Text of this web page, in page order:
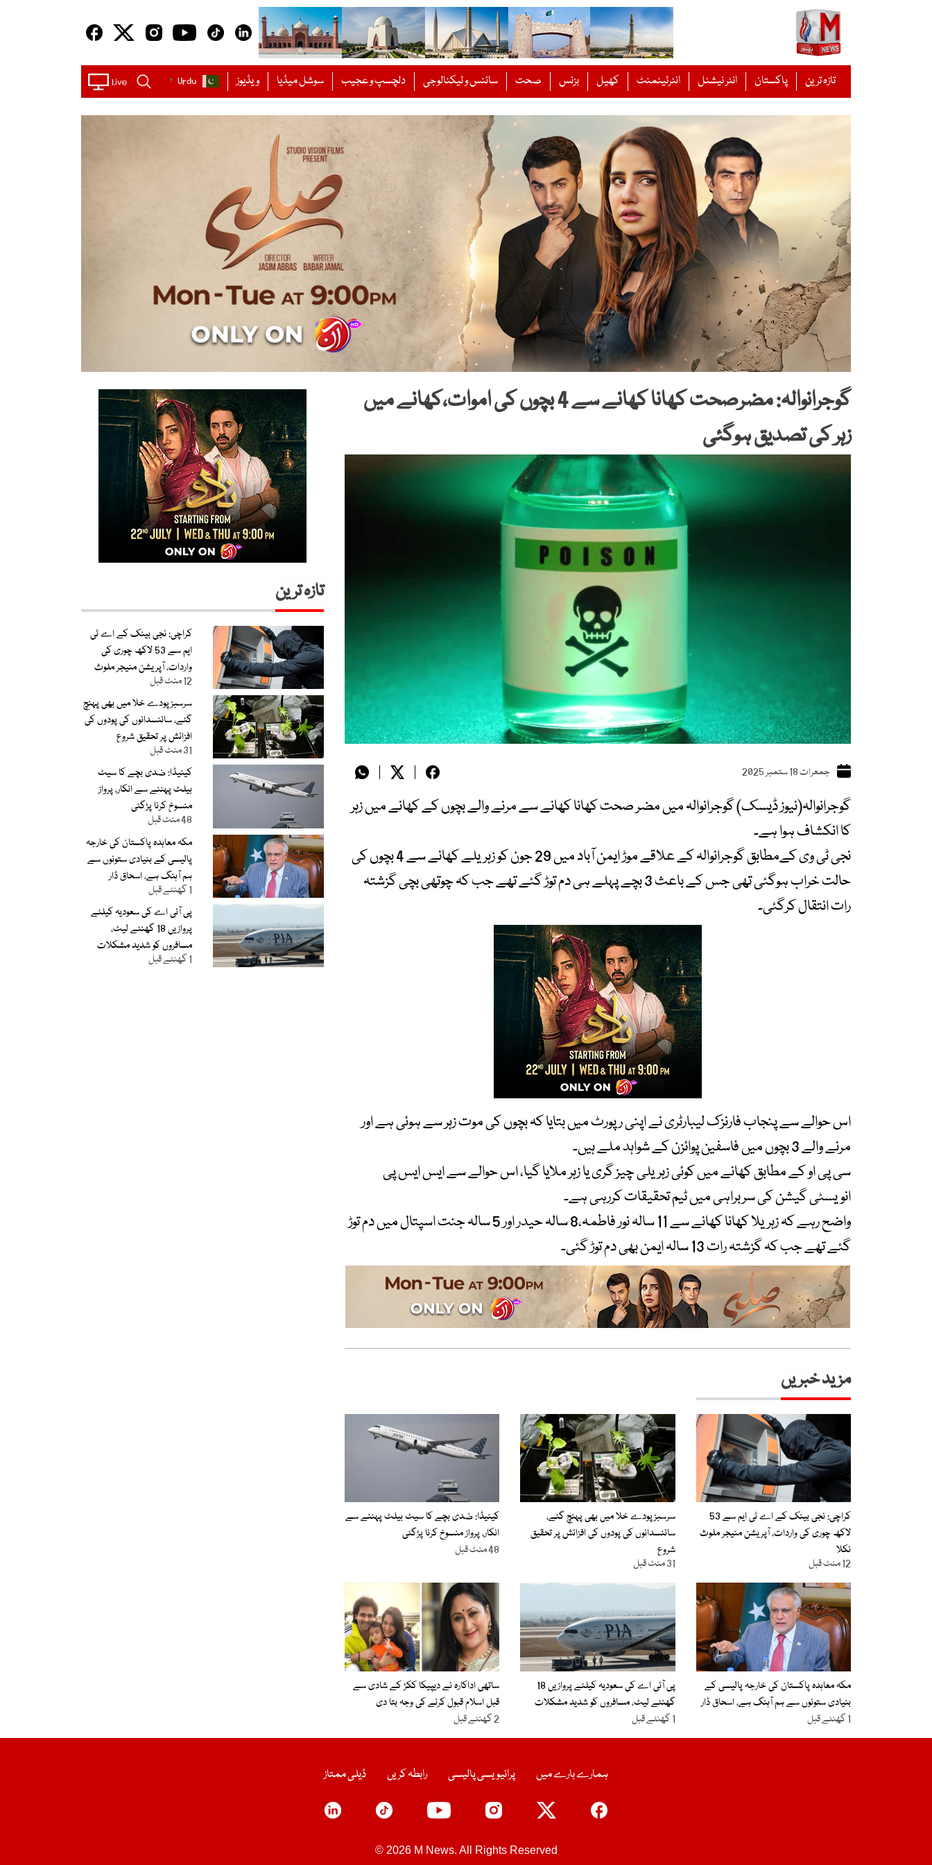
تازہ ترین پاکستان انٹر نیشنل انٹرٹینمنٹ کھیل بزنس صحت سائنس و ٹیکنالوجی دلچسپ و عجیب سوشل میڈیا ویڈیوز Urdu
▼
گوجرانوالہ: مضرصحت کھانا کھانے سے 4 بچوں کی اموات،کھانے میں
زہر کی تصدیق ہوگئی
جمعرات 18 ستمبر 2025
گوجرانوالہ(نیوز ڈیسک) گوجرانوالہ میں مضر صحت کھانا کھانے سے مرنے والے بچوں کے کھانے میں زہر
کا انکشاف ہوا ہے۔
نجی ٹی وی کےمطابق گوجرانوالہ کے علاقے موڑ ایمن آباد میں 29 جون کو زہریلے کھانے سے 4 بچوں کی
حالت خراب ہوگئی تھی جس کے باعث 3 بچے پہلے ہی دم توڑ گئے تھے جب کہ چوتھی بچی گزشتہ
رات انتقال کرگئی۔
اس حوالے سے پنجاب فارنزک لیبارٹری نے اپنی رپورٹ میں بتایا کہ بچوں کی موت زہر سے ہوئی ہے اور
مرنے والے 3 بچوں میں فاسفین پوائزن کے شواہد ملے ہیں۔
سی پی او کے مطابق کھانے میں کوئی زہریلی چیز گری یا زہر ملایا گیا، اس حوالے سے ایس ایس پی
انویسٹی گیشن کی سربراہی میں ٹیم تحقیقات کررہی ہے۔
واضح رہے کہ زہریلا کھانا کھانے سے 11 سالہ نور فاطمہ،8 سالہ حیدر اور 5 سالہ جنت اسپتال میں دم توڑ
گئے تھے جب کہ گزشتہ رات 13 سالہ ایمن بھی دم توڑ گئی۔
مزید خبریں
کراچی: نجی بینک کے اے ٹی ایم سے 53
لاکھ چوری کی واردات، آپریشن منیجر ملوث
نکلا
12 منٹ قبل
سرسبزپودے خلا میں بھی پہنچ گئے،
سائنسدانوں کی پودوں کی افزائش پر تحقیق
شروع
31 منٹ قبل
کینیڈا: ضدی بچے کا سیٹ بیلٹ پہننے سے
انکار، پرواز منسوخ کرنا پڑگئی
48 منٹ قبل
مکہ معاہدہ پاکستان کی خارجہ پالیسی کے
بنیادی ستونوں سے ہم آہنگ ہے، اسحاق ڈار
1 گھنٹے قبل
پی آئی اے کی سعودیہ کیلئے پروازیں 18
گھنٹے لیٹ، مسافروں کو شدید مشکلات
1 گھنٹے قبل
ساتھی اداکارہ نے دیپیکا ککڑ کے شادی سے
قبل اسلام قبول کرنے کی وجہ بتا دی
2 گھنٹے قبل
تازہ ترین
کراچی: نجی بینک کے اے ٹی
ایم سے 53 لاکھ چوری کی
واردات، آپریشن منیجر ملوث
نکلا
12 منٹ قبل
سرسبزپودے خلا میں بھی پہنچ
گئے، سائنسدانوں کی پودوں کی
افزائش پر تحقیق شروع
31 منٹ قبل
کینیڈا: ضدی بچے کا سیٹ
بیلٹ پہننے سے انکار، پرواز
منسوخ کرنا پڑگئی
48 منٹ قبل
مکہ معاہدہ پاکستان کی خارجہ
پالیسی کے بنیادی ستونوں سے
ہم آہنگ ہے، اسحاق ڈار
1 گھنٹے قبل
پی آئی اے کی سعودیہ کیلئے
پروازیں 18 گھنٹے لیٹ،
مسافروں کو شدید مشکلات
1 گھنٹے قبل
ہمارے بارے میں پرائیویسی پالیسی رابطہ کریں ڈیلی ممتاز
© 2026 M News. All Rights Reserved